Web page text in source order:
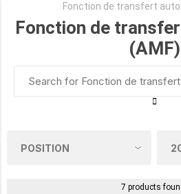
Fonction de transfert
Fonction de
(AMF)
7 products
ENTRÉE ANALOGIQUE
(3)